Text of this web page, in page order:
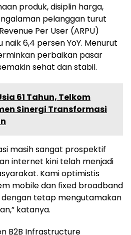
produk, disiplin harga,
pelanggan turut
Per User (ARPU)
naik 6,4 persen YoY. Menurut
perbaikan pasar
sehat dan stabil.
61 Tahun, Telkom
Sinergi Transformasi
masih sangat prospektif
internet kini telah menjadi
Kami optimistis
mobile dan fixed broadband
tetap mengutamakan
katanya.
B2B Infrastructure